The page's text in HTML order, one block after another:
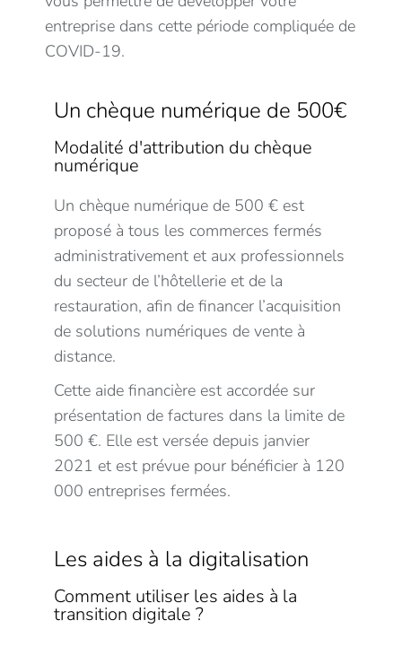
entreprise dans cette période compliquée de
COVID-19.
Un chèque numérique de 500€
Modalité d'attribution du chèque
numérique
Un chèque numérique de 500 € est
proposé à tous les commerces fermés
administrativement et aux professionnels
du secteur de l’hôtellerie et de la
restauration, afin de financer l’acquisition
de solutions numériques de vente à
distance.
Cette aide financière est accordée sur
présentation de factures dans la limite de
500 €. Elle est versée depuis janvier
2021 et est prévue pour bénéficier à 120
000 entreprises fermées.
Les aides à la digitalisation
Comment utiliser les aides à la
transition digitale ?